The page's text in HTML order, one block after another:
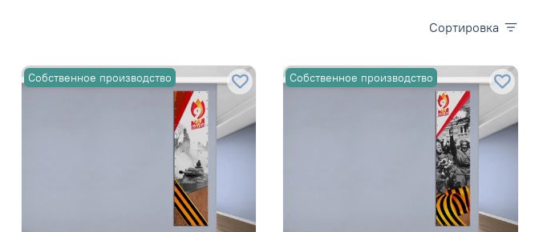
Сортировка
Собственное производство Собственное производство